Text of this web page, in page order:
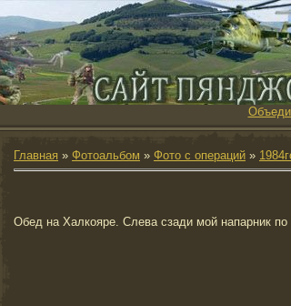
Главная » Фотоальбом » Фото с операций »
Обед на Халкояре. Слева сзади мой напарник